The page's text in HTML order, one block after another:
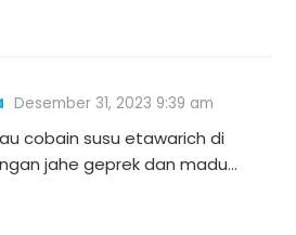
Desember 31, 2023 9:39 am
cobain susu etawarich di
jahe geprek dan madu…